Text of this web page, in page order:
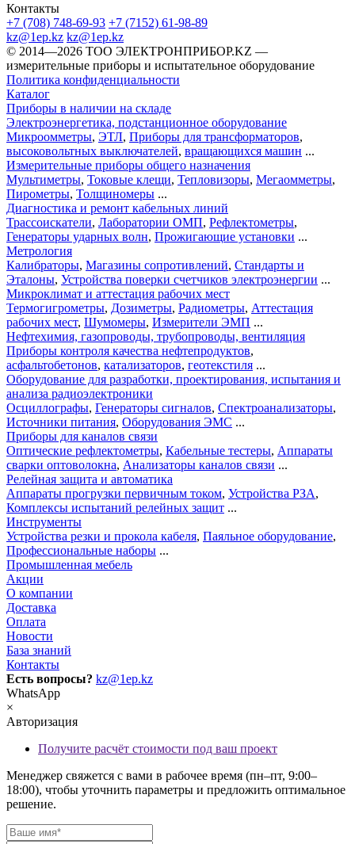
Контакты
+7 (708) 748-69-93 +7 (7152) 61-98-89
kz@1ep.kz kz@1ep.kz
©️ 2014—2026 ТОО ЭЛЕКТРОНПРИБОР.KZ —
измерительные приборы и испытательное оборудование
Политика конфиденциальности
Каталог
Приборы в наличии на складе
Электроэнергетика, подстанционное оборудование
Микроомметры, ЭТЛ, Приборы для трансформаторов,
высоковольтных выключателей, вращающихся машин ...
Измерительные приборы общего назначения
Мультиметры, Токовые клещи, Тепловизоры, Мегаомметры,
Пирометры, Толщиномеры ...
Диагностика и ремонт кабельных линий
Трассоискатели, Лаборатории ОМП, Рефлектометры,
Генераторы ударных волн, Прожигающие установки ...
Метрология
Калибраторы, Магазины сопротивлений, Стандарты и
Эталоны, Устройства поверки счетчиков электроэнергии ...
Микроклимат и аттестация рабочих мест
Термогигрометры, Дозиметры, Радиометры, Аттестация
рабочих мест, Шумомеры, Измерители ЭМП ...
Нефтехимия, газопроводы, трубопроводы, вентиляция
Приборы контроля качества нефтепродуктов,
асфальтобетонов, катализаторов, геотекстиля ...
Оборудование для разработки, проектирования, испытания и
анализа радиоэлектроники
Осциллографы, Генераторы сигналов, Спектроанализаторы,
Источники питания, Оборудования ЭМС ...
Приборы для каналов связи
Оптические рефлектометры, Кабельные тестеры, Аппараты
сварки оптоволокна, Анализаторы каналов связи ...
Релейная защита и автоматика
Аппараты прогрузки первичным током, Устройства РЗА,
Комплексы испытаний релейных защит ...
Инструменты
Устройства резки и прокола кабеля, Паяльное оборудование,
Профессиональные наборы ...
Промышленная мебель
Акции
О компании
Доставка
Оплата
Новости
База знаний
Контакты
Есть вопросы? kz@1ep.kz
WhatsApp
×
Авторизация
Получите расчёт стоимости под ваш проект
Менеджер свяжется с вами в рабочее время (пн–пт, 9:00–
18:00), чтобы уточнить параметры и предложить оптимальное
решение.